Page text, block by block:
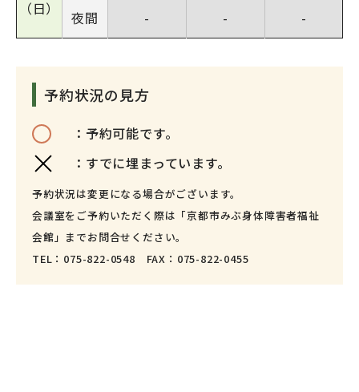
（日）
夜間 - - -
予約状況の見方
：予約可能です。
：すでに埋まっています。
予約状況は変更になる場合がございます。
会議室をご予約いただく際は「京都市みぶ身体障害者福祉
会館」までお問合せください。
TEL： 075-822-0548 FAX：075-822-0455